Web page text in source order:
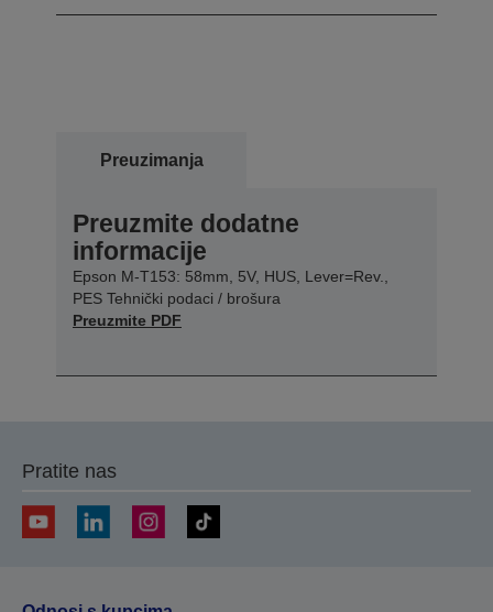
Preuzimanja
Preuzmite dodatne
informacije
Epson M-T153: 58mm, 5V, HUS, Lever=Rev.,
PES Tehnički podaci / brošura
Preuzmite PDF
Pratite nas